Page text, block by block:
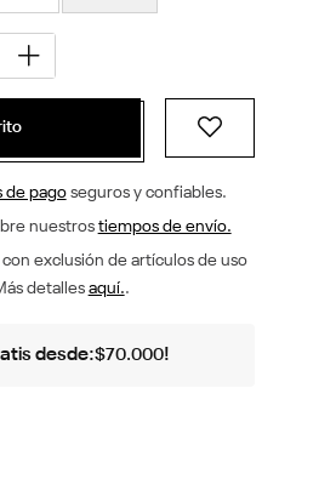
de pagoseguros y confiables.
nuestros tiempos de envío.
exclusión de artículos de uso
detalles aquí..
desde:$70.000!